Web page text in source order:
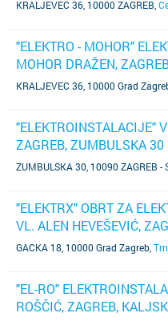
KRALJEVEC 36, 10000 ZAGREB
"ELEKTRO - MOHOR"
MOHOR DRAŽEN,
KRALJEVEC 36, 10000 Grad
"ELEKTROINSTALACIJE"
ZAGREB, ZUMBULSKA 30
ZUMBULSKA 30, 10090 ZAGREB -
"ELEKTRX" OBRT ZA
VL. ALEN HEVEŠEVIĆ,
GACKA 18, 10000 Grad Zagreb
"EL-RO"
ROŠČIĆ, ZAGREB,